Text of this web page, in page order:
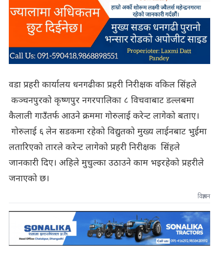
वडा प्रहरी कार्यालय धनगढीका प्रहरी निरीक्षक वकिल सिंहले
कञ्चनपुरको कृष्णपुर नगरपालिका ८ विचवाबाट डल्लबमा
कैलाली गाउँतर्फ आउने क्रममा गोरुलाई करेन्ट लागेको बताए।
गोरुलाई ६ लेन सडकमा रहेको विद्युतको मुख्य लाईनबाट भुईमा
लतारिएको तारले करेन्ट लागेको प्रहरी निरीक्षक सिंहले
जानकारी दिए। अहिले मुचुल्का उठाउने काम भइरहेको प्रहरीले
जनाएको छ।
विज्ञापन